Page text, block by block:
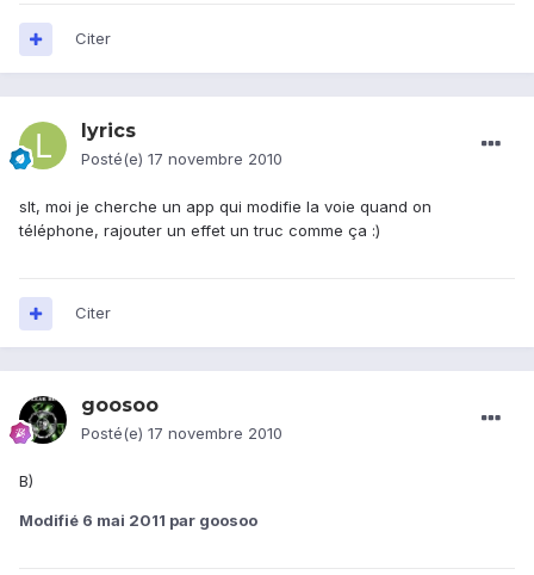
Citer
lyrics
Posté(e) 17 novembre 2010
slt, moi je cherche un app qui modifie la voie quand on
téléphone, rajouter un effet un truc comme ça :)
Citer
goosoo
Posté(e) 17 novembre 2010
B)
Modifié 6 mai 2011 par goosoo